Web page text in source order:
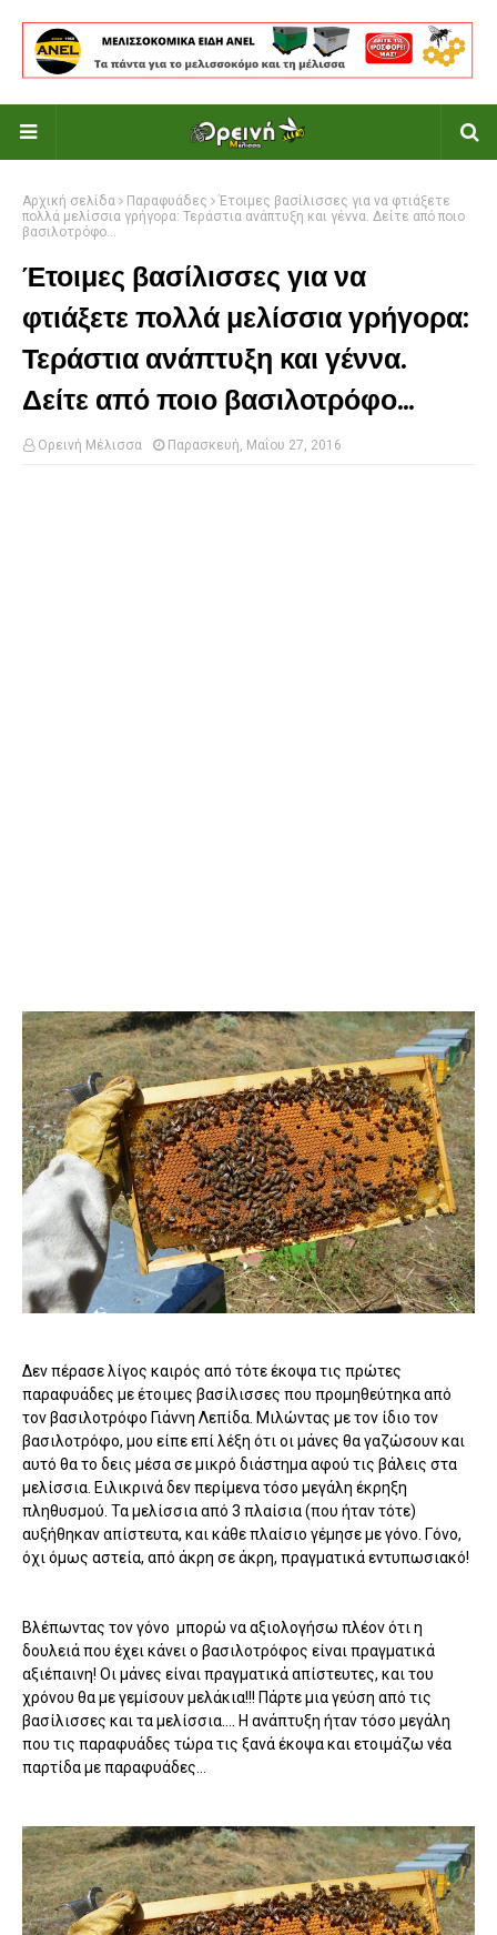
Αρχική σελίδα Παραφυάδες
Έτοιμες βασίλισσες για να φτιάξετε
πολλά μελίσσια γρήγορα: Τεράστια ανάπτυξη και γέννα. Δείτε από ποιο
βασιλοτρόφο...
Έτοιμες βασίλισσες για να
φτιάξετε πολλά μελίσσια γρήγορα:
Τεράστια ανάπτυξη και γέννα.
Δείτε από ποιο βασιλοτρόφο...
Ορεινή Μέλισσα Παρασκευή, Μαΐου 27, 2016
Δεν πέρασε λίγος καιρός από τότε έκοψα τις πρώτες
παραφυάδες με έτοιμες βασίλισσες που προμηθεύτηκα από
τον βασιλοτρόφο Γιάννη Λεπίδα. Μιλώντας με τον ίδιο τον
βασιλοτρόφο, μου είπε επί λέξη ότι οι μάνες θα γαζώσουν και
αυτό θα το δεις μέσα σε μικρό διάστημα αφού τις βάλεις στα
μελίσσια. Ειλικρινά δεν περίμενα τόσο μεγάλη έκρηξη
πληθυσμού. Τα μελίσσια από 3 πλαίσια (που ήταν τότε)
αυξήθηκαν απίστευτα, και κάθε πλαίσιο γέμησε με γόνο. Γόνο,
όχι όμως αστεία, από άκρη σε άκρη, πραγματικά εντυπωσιακό!
Βλέπωντας τον γόνο μπορώ να αξιολογήσω πλέον ότι η
δουλειά που έχει κάνει ο βασιλοτρόφος είναι πραγματικά
αξιέπαινη! Οι μάνες είναι πραγματικά απίστευτες, και του
χρόνου θα με γεμίσουν μελάκια!!! Πάρτε μια γεύση από τις
βασίλισσες και τα μελίσσια.... Η ανάπτυξη ήταν τόσο μεγάλη
που τις παραφυάδες τώρα τις ξανά έκοψα και ετοιμάζω νέα
παρτίδα με παραφυάδες...